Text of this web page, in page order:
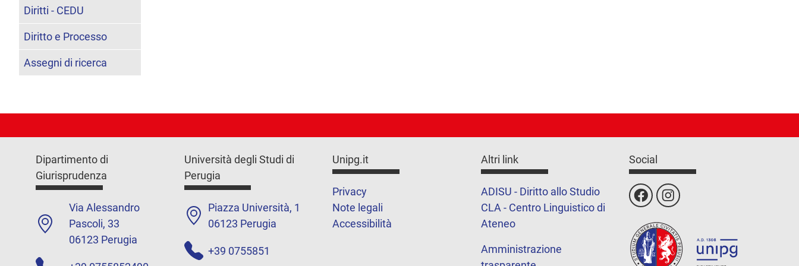
Diritti - CEDU
Diritto e Processo
Assegni di ricerca
Dipartimento di
Giurisprudenza
Via Alessandro
Pascoli, 33
06123 Perugia
Università degli Studi di
Perugia
Piazza Università, 1
06123 Perugia
+39 0755851
Unipg.it
Privacy
Note legali
Accessibilità
Altri link
ADISU - Diritto allo Studio
CLA - Centro Linguistico di
Ateneo
Amministrazione
Social